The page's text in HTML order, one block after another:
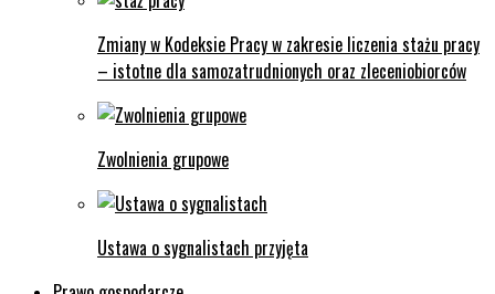
Zmiany w Kodeksie Pracy w zakresie liczenia stażu pracy
– istotne dla samozatrudnionych oraz zleceniobiorców
Zwolnienia grupowe
Ustawa o sygnalistach przyjęta